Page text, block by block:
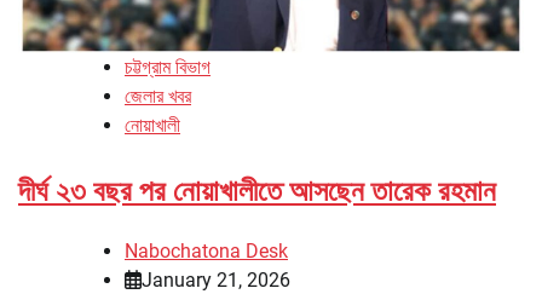
চট্টগ্রাম বিভাগ
জেলার খবর
নোয়াখালী
দীর্ঘ ২৩ বছর পর নোয়াখালীতে আসছেন তারেক রহমান
Nabochatona Desk
January 21, 2026